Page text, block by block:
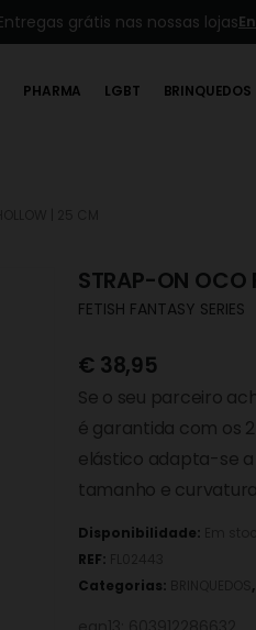
PHARMA LGBT BRINQUEDOS
STRAP-ON OCO
FETISH FANTASY SERIES
€ 38,95
Se o seu parceiro
é garantida com os
elástico adapta-se
tamanho e
Disponibilidade:
REF:
Categorias:
,